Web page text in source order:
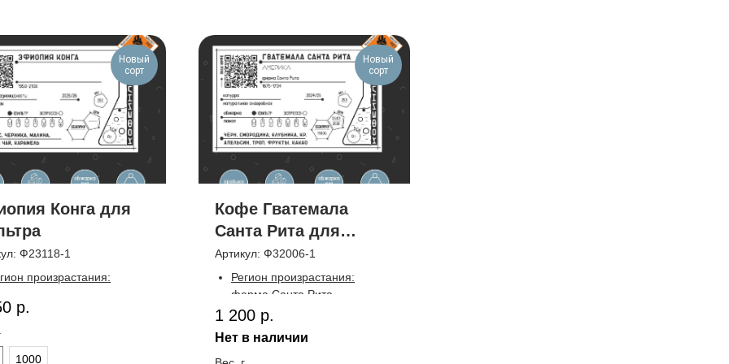
Новый
сорт
Конга для
Ф23118-1
произрастания:
р.
1000
Новый
сорт
Кофе Гватемала
Санта Рита для
фильтра
Артикул: Ф32006-1
Регион произрастания:
ферма Санта Рита.
Производитель:
Cohen.
Высота произрастания:
1 200 р.
Нет в наличии